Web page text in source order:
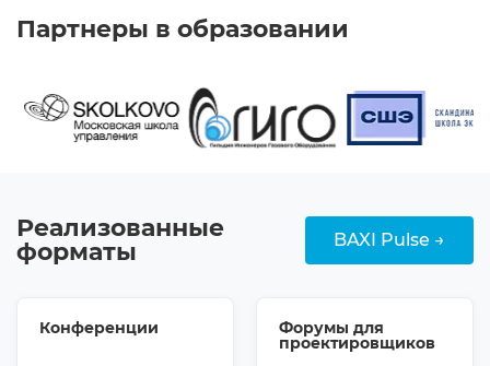
Партнеры в образовании
Реализованные
форматы
BAXI Pulse →
Конференции Форумы для
проектировщиков